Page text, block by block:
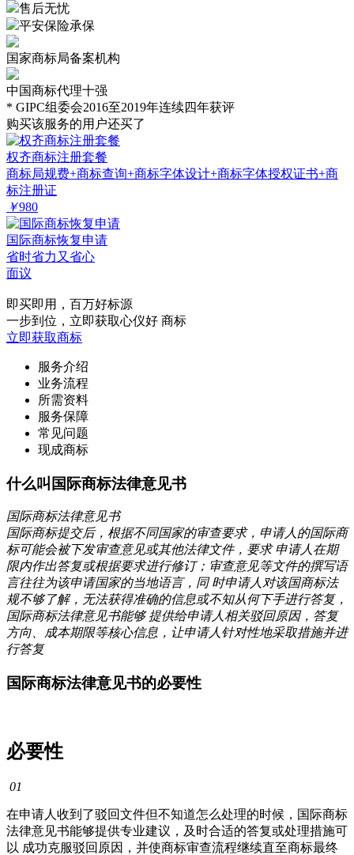
售后无忧
平安保险承保
国家商标局备案机构
中国商标代理十强
* GIPC组委会2016至2019年连续四年获评
购买该服务的用户还买了
权齐商标注册套餐
商标局规费+商标查询+商标字体设计+商标字体授权证书+商
标注册证
￥980
国际商标恢复申请
省时省力又省心
面议
即买即用，百万好标源
一步到位，立即获取心仪好 商标
立即获取商标
服务介绍
业务流程
所需资料
服务保障
常见问题
现成商标
什么叫国际商标法律意见书
国际商标法律意见书
国际商标提交后，根据不同国家的审查要求，申请人的国际商
标可能会被下发审查意见或其他法律文件，要求 申请人在期
限内作出答复或根据要求进行修订；审查意见等文件的撰写语
言往往为该申请国家的当地语言，同 时申请人对该国商标法
规不够了解，无法获得准确的信息或不知从何下手进行答复，
国际商标法律意见书能够 提供给申请人相关驳回原因，答复
方向、成本期限等核心信息，让申请人针对性地采取措施并进
行答复
国际商标法律意见书的必要性
必要性
01
在申请人收到了驳回文件但不知道怎么处理的时候，国际商标
法律意见书能够提供专业建议，及时合适的答复或处理措施可
以 成功克服驳回原因，并使商标审查流程继续直至商标最终